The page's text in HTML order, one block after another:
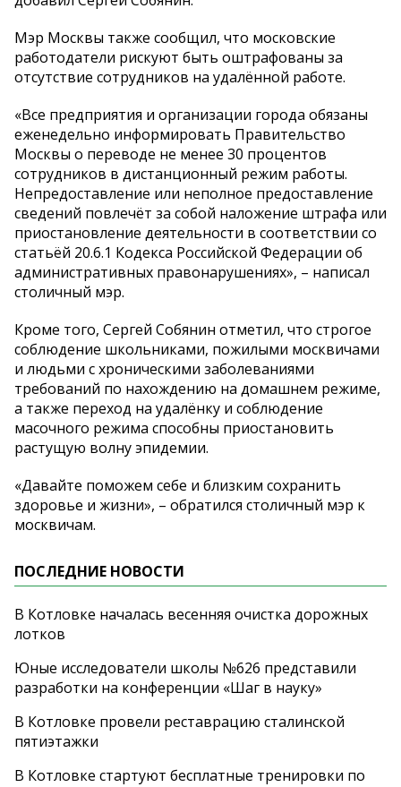
Мэр Москвы также сообщил, что московские
работодатели рискуют быть оштрафованы за
отсутствие сотрудников на удалённой работе.
«Все предприятия и организации города обязаны
еженедельно информировать Правительство
Москвы о переводе не менее 30 процентов
сотрудников в дистанционный режим работы.
Непредоставление или неполное предоставление
сведений повлечёт за собой наложение штрафа или
приостановление деятельности в соответствии со
статьёй 20.6.1 Кодекса Российской Федерации об
административных правонарушениях», – написал
столичный мэр.
Кроме того, Сергей Собянин отметил, что строгое
соблюдение школьниками, пожилыми москвичами
и людьми с хроническими заболеваниями
требований по нахождению на домашнем режиме,
а также переход на удалёнку и соблюдение
масочного режима способны приостановить
растущую волну эпидемии.
«Давайте поможем себе и близким сохранить
здоровье и жизни», – обратился столичный мэр к
москвичам.
ПОСЛЕДНИЕ НОВОСТИ
В Котловке началась весенняя очистка дорожных
лотков
Юные исследователи школы №626 представили
разработки на конференции «Шаг в науку»
В Котловке провели реставрацию сталинской
пятиэтажки
В Котловке стартуют бесплатные тренировки по